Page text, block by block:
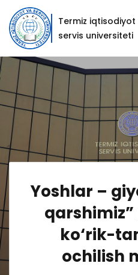
Termiz iqtisodiyot
servis universiteti
Yoshlar –
ko‘rik-
ochilish